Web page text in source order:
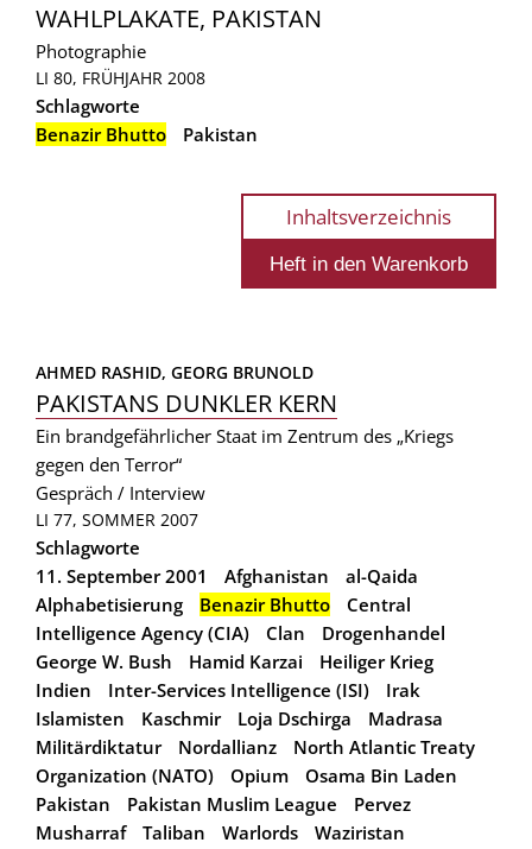
WAHLPLAKATE, PAKISTAN
Photographie
LI 80, FRÜHJAHR 2008
Schlagworte
Benazir Bhutto
Pakistan
Inhaltsverzeichnis
AHMED RASHID, GEORG BRUNOLD
PAKISTANS DUNKLER KERN
Ein brandgefährlicher Staat im Zentrum des „Kriegs
gegen den Terror“
Gespräch / Interview
LI 77, SOMMER 2007
Schlagworte
11. September 2001
Afghanistan
al-Qaida
Alphabetisierung
Benazir Bhutto
Central
Intelligence Agency (CIA)
Clan
Drogenhandel
George W. Bush
Hamid Karzai
Heiliger Krieg
Indien
Inter-Services Intelligence (ISI)
Irak
Islamisten
Kaschmir Loja Dschirga
Madrasa
Militärdiktatur
Nordallianz
North Atlantic Treaty
Organization (NATO)
Opium
Osama Bin Laden
Pakistan
Pakistan Muslim League
Pervez
Musharraf
Taliban Warlords Waziristan